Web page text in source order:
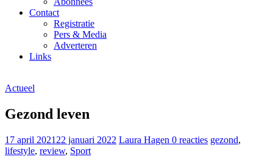
Contact
Registratie
Pers & Media
Adverteren
Links
Actueel
Gezond leven
17 april 2021 22 januari 2022 Laura Hagen 0 reacties gezond,
lifestyle, review, Sport